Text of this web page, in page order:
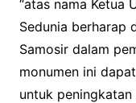
“atas nama Ketua
Sedunia berharap
Samosir dalam
monumen ini
untuk